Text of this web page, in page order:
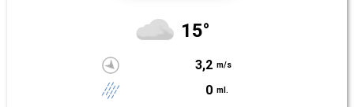
15°
3,2 m/s
0 ml.